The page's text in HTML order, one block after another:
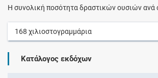
Η συνολική ποσότητα δραστικών ουσιών ανά
168 χιλιοστογραμμάρια
Κατάλογος εκδόχων